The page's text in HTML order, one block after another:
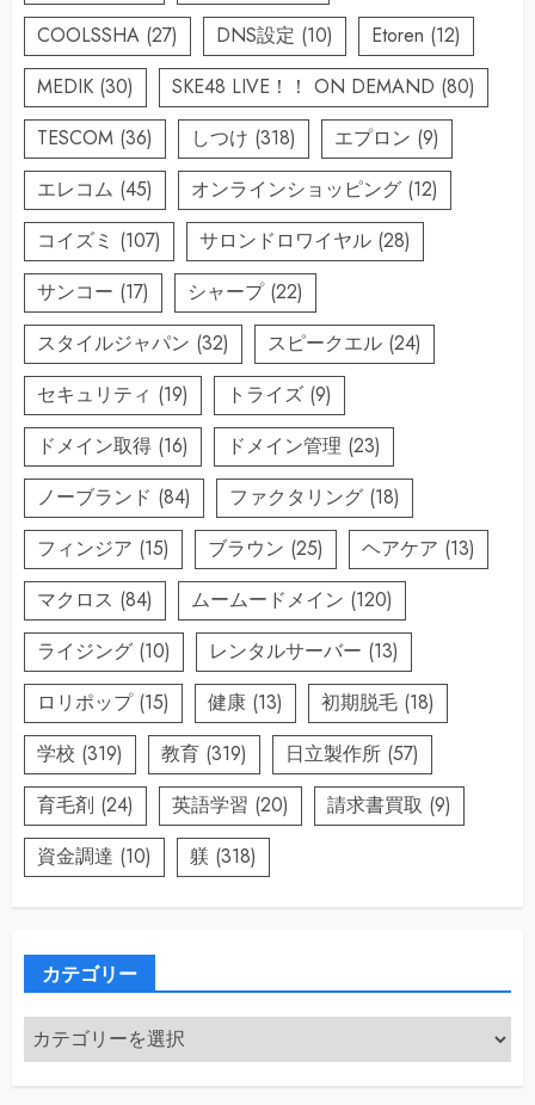
COOLSSHA (27) DNS設定 (10) Etoren (12)
MEDIK (30) SKE48 LIVE！！ ON DEMAND (80)
TESCOM (36) しつけ (318) エプロン (9)
エレコム (45) オンラインショッピング (12)
コイズミ (107) サロンドロワイヤル (28)
サンコー (17) シャープ(22)
スタイルジャパン (32) スピークエル (24)
セキュリティ (19) トライズ (9)
ドメイン取得 (16) ドメイン管理 (23)
ノーブランド (84) ファクタリング (18)
フィンジア (15) ブラウン (25) ヘアケア (13)
マクロス (84) ムームードメイン (120)
ライジング (10) レンタルサーバー (13)
ロリポップ(15) 健康 (13) 初期脱毛 (18)
学校 (319) 教育 (319) 日立製作所 (57)
育毛剤 (24) 英語学習 (20) 請求書買取 (9)
資金調達 (10) 躾 (318)
カテゴリー
カ
テ
ゴ